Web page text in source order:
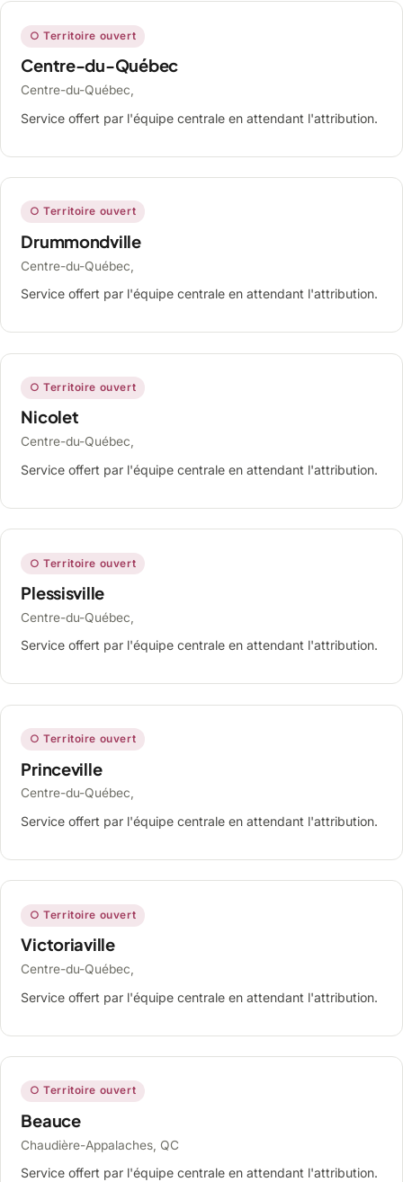
○ Territoire ouvert
Centre-du-Québec
Centre-du-Québec,
Service offert par l'équipe centrale en attendant l'attribution.
○ Territoire ouvert
Drummondville
Centre-du-Québec,
Service offert par l'équipe centrale en attendant l'attribution.
○ Territoire ouvert
Nicolet
Centre-du-Québec,
Service offert par l'équipe centrale en attendant l'attribution.
○ Territoire ouvert
Plessisville
Centre-du-Québec,
Service offert par l'équipe centrale en attendant l'attribution.
○ Territoire ouvert
Princeville
Centre-du-Québec,
Service offert par l'équipe centrale en attendant l'attribution.
○ Territoire ouvert
Victoriaville
Centre-du-Québec,
Service offert par l'équipe centrale en attendant l'attribution.
○ Territoire ouvert
Beauce
Chaudière-Appalaches, QC
Service offert par l'équipe centrale en attendant l'attribution.